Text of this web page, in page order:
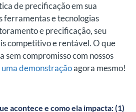
de precificação em sua
ferramentas e tecnologias
e precificação, seu
competitivo e rentável. O que
sem compromisso com nossos
demonstraçãoagora mesmo!
acontece e como ela impacta: (1)